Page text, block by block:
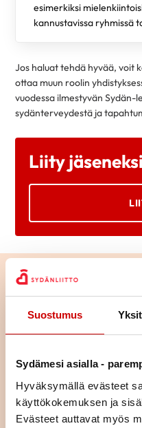
Suostumus
Sydämesi asialla -
Hyväksymällä evästeet
käyttökokemuksen ja
Evästeet auttavat myös
esimerkiksi
kannustavissa ryhmissä
Jos haluat tehdä hyvää, voit
ottaa muun roolin
vuodessa ilmestyvän
sydänterveydestä ja
Liity jäseneksi